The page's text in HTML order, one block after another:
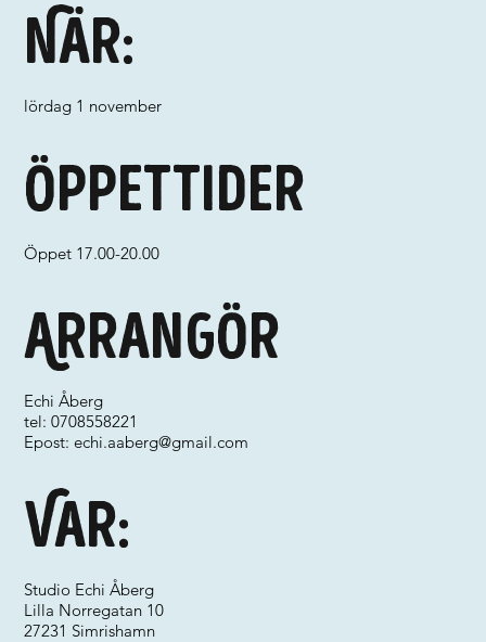
När:
lördag 1 november
Var:
Arrangör
Echi Åberg
tel: 0708558221
Epost:echi.aaberg@gmail.com
Studio Echi Åberg
Lilla Norregatan 10
27231 Simrishamn
Öppettider
Öppet 17.00-20.00